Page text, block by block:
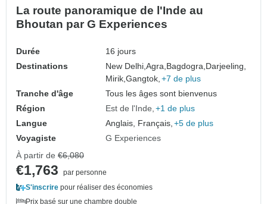
La route panoramique de l'Inde au
Bhoutan par G Experiences
Durée
16 jours
Destinations
New Delhi,Agra, Bagdogra, Darjeeling,
Mirik,Gangtok, +7 de plus
Tranche d'âge
Tous les âges sont bienvenus
Région
Est de l'Inde +1 de plus
Langue
Anglais, Français, +5 de plus
Voyagiste
G Experiences
À partir de €6,080
€1,763
par personne
S'inscrire pour réaliser des économies
Prix basé sur une chambre double